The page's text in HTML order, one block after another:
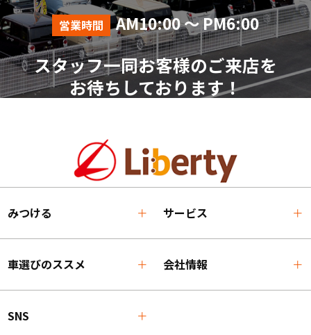
営業時間 AM10:00 ～ PM6:00
スタッフ一同お客様のご来店を
お待ちしております！
みつける サービス
車選びのススメ 会社情報
SNS